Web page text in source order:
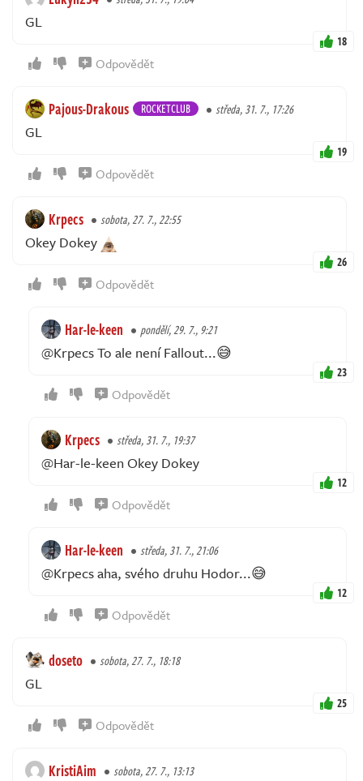
GL
18
Odpovědět
Pajous-Drakous ROCKETCLUB středa, 31. 7., 17:26
GL
19
Odpovědět
Krpecs sobota, 27. 7., 22:55
Okey Dokey
26
Odpovědět
Har-le-keen pondělí, 29. 7., 9:21
@Krpecs To ale není Fallout...😅
23
Odpovědět
Krpecs středa, 31. 7., 19:37
@Har-le-keen Okey Dokey
12
Odpovědět
Har-le-keen středa, 31. 7., 21:06
@Krpecs aha, svého druhu Hodor...😅
12
Odpovědět
doseto sobota, 27. 7., 18:18
GL
25
Odpovědět
KristiAim sobota, 27. 7., 13:13